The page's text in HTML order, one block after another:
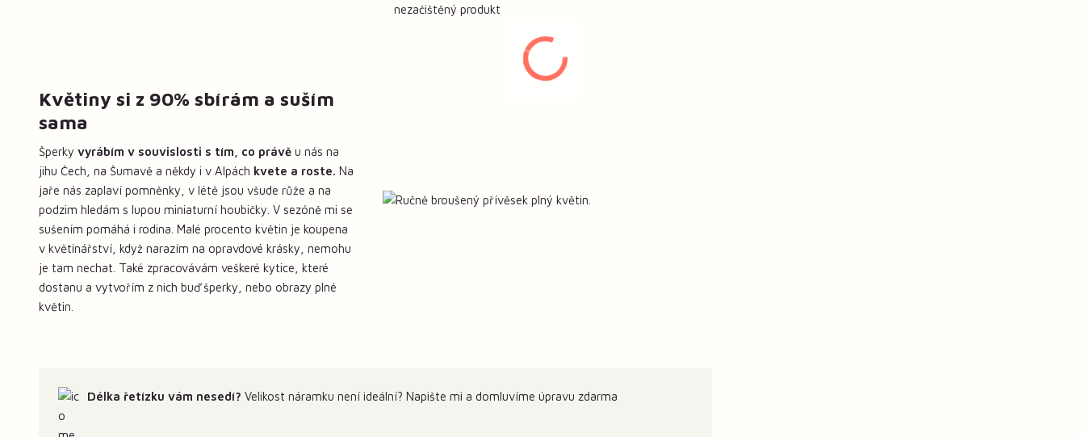
nezačištěný produkt
Květiny si z 90% sbírám a suším
sama
Šperky vyrábím v souvislosti s tím, co právě u nás na
jihu Čech, na Šumavě a někdy i v Alpách kvete a roste. Na
jaře nás zaplaví pomněnky, v létě jsou všude růže a na
podzim hledám s lupou miniaturní houbičky. V sezóně mi se
sušením pomáhá i rodina. Malé procento květin je koupena
v květinářství, když narazím na opravdové krásky, nemohu
je tam nechat. Také zpracovávám veškeré kytice, které
dostanu a vytvořím z nich buď šperky, nebo obrazy plné
květin.
Délka řetízku vám nesedí? Velikost náramku není ideální? Napište mi a domluvíme úpravu zdarma